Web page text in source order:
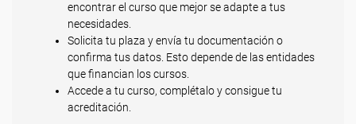
encontrar el curso que mejor se adapte a tus
necesidades.
Solicita tu plaza y envía tu documentación o
confirma tus datos. Esto depende de las entidades
que financian los cursos.
Accede a tu curso, complétalo y consigue tu
acreditación.